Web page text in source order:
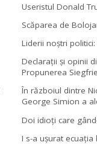
Useristul Donald
Scăparea de
Liderii noştri
Declaraţii şi opinii
Propunerea
În războiul dintre
George Simion a
Doi idioţi care
I s-a uşurat ecuaţia